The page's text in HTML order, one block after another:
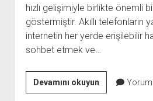
hızlı gelişimiyle birlikte önemli
göstermiştir. Akıllı telefonların
internetin her yerde erişilebilir
sohbet etmek ve…
Devamını okuyunMuş
Ücretsiz